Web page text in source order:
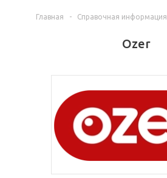
Главная - Справочная информация
Ozer